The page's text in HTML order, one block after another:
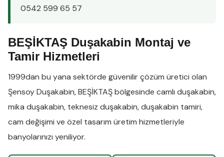
0542 599 65 57
BEŞİKTAŞ Duşakabin Montaj ve
Tamir Hizmetleri
1999dan bu yana sektörde güvenilir çözüm üretici olan
Şensoy Duşakabin,BEŞİKTAŞbölgesinde camlı duşakabin,
mika duşakabin, teknesiz duşakabin,duşakabin tamiri,
cam değişimi ve özel tasarım üretim hizmetleriyle
banyolarınızı yeniliyor.